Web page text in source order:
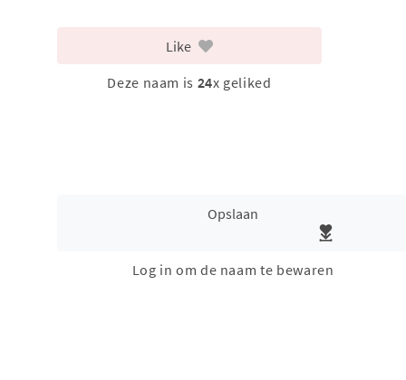
Like
Deze naam is 24x geliked
Opslaan
Log in om de naam te bewaren